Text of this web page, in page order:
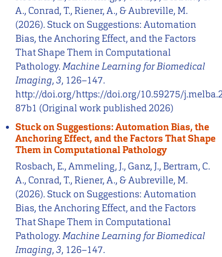
A., Conrad, T., Riener, A., & Aubreville, M.
(2026). Stuck on Suggestions: Automation
Bias, the Anchoring Effect, and the Factors
That Shape Them in Computational
Pathology.Machine Learning for Biomedical
Imaging,3, 126–147.
http://doi.org/https://doi.org/10.59275/
87b1 (Original work published 2026)
Stuck on Suggestions: Automation Bias, the
Anchoring Effect, and the Factors That Shape
Them in Computational Pathology
Rosbach, E., Ammeling, J., Ganz, J., Bertram, C.
A., Conrad, T., Riener, A., & Aubreville, M.
(2026). Stuck on Suggestions: Automation
Bias, the Anchoring Effect, and the Factors
That Shape Them in Computational
Pathology.Machine Learning for Biomedical
Imaging,3, 126–147.